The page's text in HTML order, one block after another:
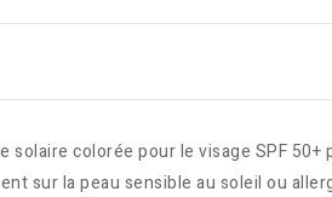
solaire colorée pour le visage
sur la peau sensible au soleil ou